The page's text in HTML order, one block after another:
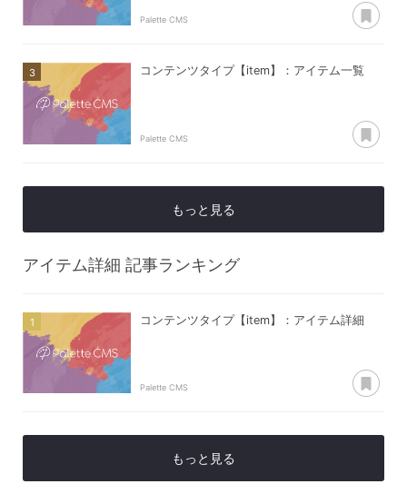
Palette CMS
コンテンツタイプ【item】：アイテム一覧
Palette CMS
もっと見る
アイテム詳細 記事ランキング
コンテンツタイプ【item】：アイテム詳細
Palette CMS
もっと見る